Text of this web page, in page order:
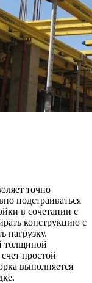
точно
подстраиваться
в сочетании с
конструкцию с
нагрузку.
толщиной
простой
выполняется